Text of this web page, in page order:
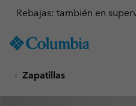
TO
SKIP
MAIN
Rebajas: también en
Zapatillas